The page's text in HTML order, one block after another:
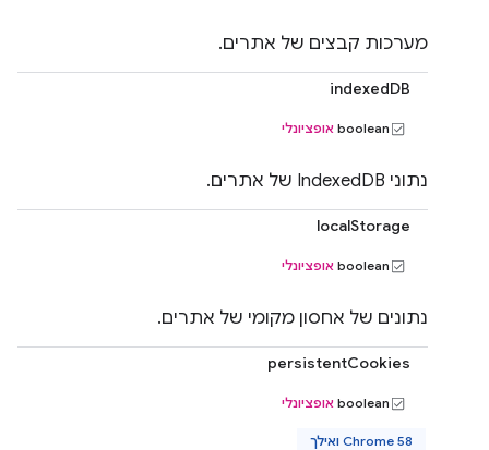
מערכות קבצים של אתרים.
indexedDB
boolean אופציונלי
נתוני IndexedDB של אתרים.
localStorage
boolean אופציונלי
נתונים של אחסון מקומי של אתרים.
persistentCookies
boolean אופציונלי
Chrome 58 ואילך